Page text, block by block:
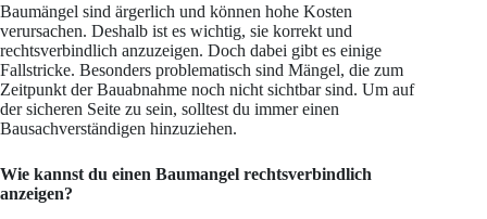
Baumängel sind ärgerlich und können hohe Kosten
verursachen. Deshalb ist es wichtig, sie korrekt und
rechtsverbindlich anzuzeigen. Doch dabei gibt es einige
Fallstricke. Besonders problematisch sind Mängel, die zum
Zeitpunkt der Bauabnahme noch nicht sichtbar sind. Um auf
der sicheren Seite zu sein, solltest du immer einen
Bausachverständigen hinzuziehen.
Wie kannst du einen Baumangel rechtsverbindlich
anzeigen?